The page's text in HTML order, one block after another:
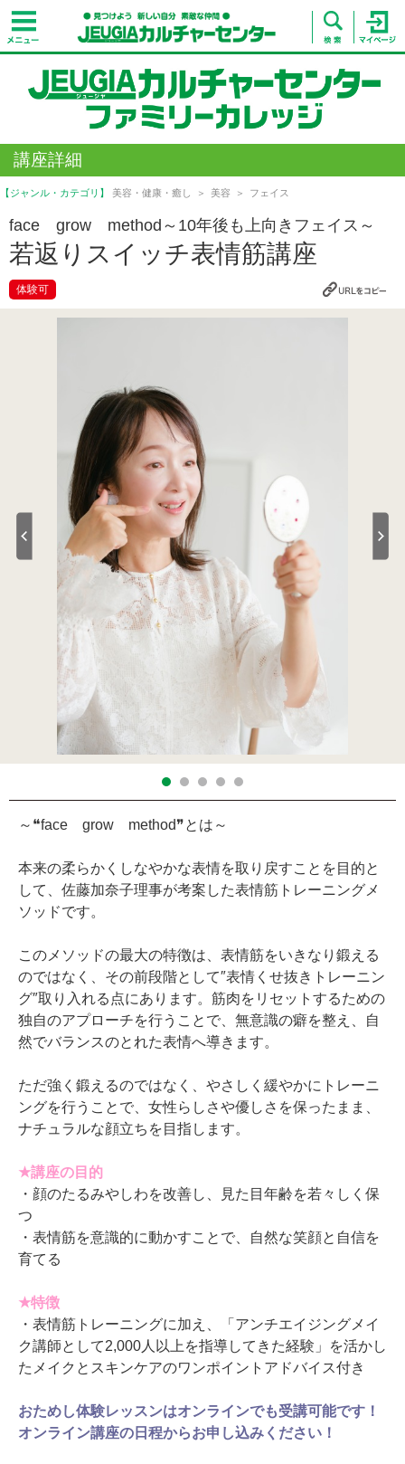
講座詳細
【ジャンル・カテゴリ】 美容・健康・癒し 美容 フェイス
face grow method～10年後も上向きフェイス～
若返りスイッチ表情筋講座
体験可
～❝face grow method❞とは～
本来の柔らかくしなやかな表情を取り戻すことを目的と
して、佐藤加奈子理事が考案した表情筋トレーニングメ
ソッドです。
このメソッドの最大の特徴は、表情筋をいきなり鍛える
のではなく、その前段階として″表情くせ抜きトレーニン
グ″取り入れる点にあります。筋肉をリセットするための
独自のアプローチを行うことで、無意識の癖を整え、自
然でバランスのとれた表情へ導きます。
ただ強く鍛えるのではなく、やさしく緩やかにトレーニ
ングを行うことで、女性らしさや優しさを保ったまま、
ナチュラルな顔立ちを目指します。
★講座の目的
・顔のたるみやしわを改善し、見た目年齢を若々しく保
つ
・表情筋を意識的に動かすことで、自然な笑顔と自信を
育てる
★特徴
・表情筋トレーニングに加え、「アンチエイジングメイ
ク講師として2,000人以上を指導してきた経験」を活かし
たメイクとスキンケアのワンポイントアドバイス付き
おためし体験レッスンはオンラインでも受講可能です！
オンライン講座の日程からお申し込みください！